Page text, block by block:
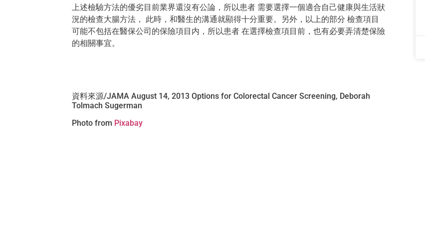
上述檢驗方法的優劣目前業界還沒有公論，所以患者 需要選擇一個適合自己健康與生活狀
況的檢查大腸方法， 此時，和醫生的溝通就顯得十分重要。另外，以上的部分 檢查項目
可能不包括在醫保公司的保險項目内，所以患者 在選擇檢查項目前，也有必要弄清楚保險
的相關事宜。
資料來源/JAMA August 14, 2013 Options for Colorectal Cancer Screening, Deborah
Tolmach Sugerman
Photo from Pixabay